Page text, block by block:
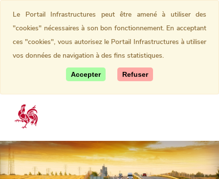
Le Portail Infrastructures peut être amené à utiliser des
"cookies" nécessaires à son bon fonctionnement. En acceptant
ces "cookies", vous autorisez le Portail Infrastructures à utiliser
vos données de navigation à des fins statistiques.
Accepter Refuser